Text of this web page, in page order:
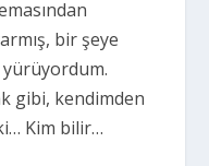
bir şeye
yürüyordum.
gibi, kendimden
Kim bilir…